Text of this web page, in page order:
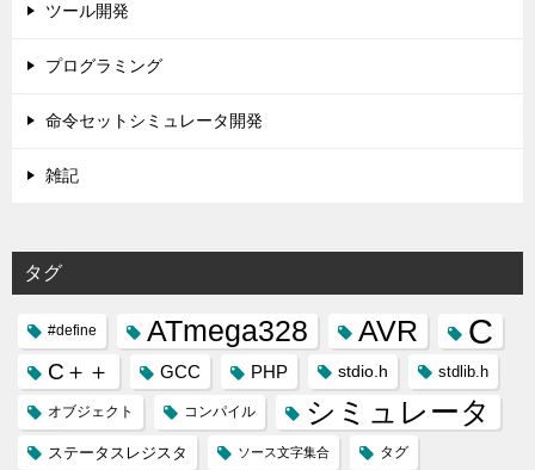
ツール開発
プログラミング
命令セットシミュレータ開発
雑記
タグ
#define ATmega328 AVR C
C＋＋ GCC PHP stdio.h stdlib.h
オブジェクト コンパイル シミュレータ
ステータスレジスタ ソース文字集合 タグ